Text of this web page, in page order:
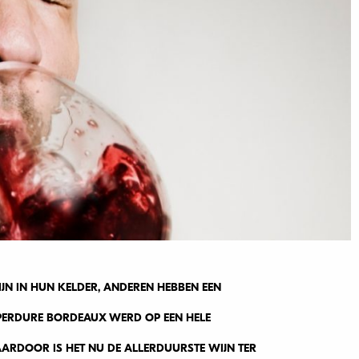
IN HUN KELDER, ANDEREN HEBBEN EEN
BORDEAUX WERD OP EEN HELE
IS HET NU DE ALLERDUURSTE WIJN TER